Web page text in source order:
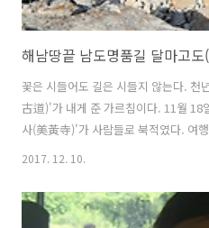
꽃은 시들어도 길은 시들지 않는다.
古道)'가 내게 준 가르침이다. 11월 18
사(美黃寺)'가 사람들로 북적였다. 여
기획한 달마고도 개통기념 걷기행사가
달마고도 제1코스를 따라 흙길을 밟았
인 곳에 뱃살을 받힘돌로 끼워 놓고
2017. 12. 10.